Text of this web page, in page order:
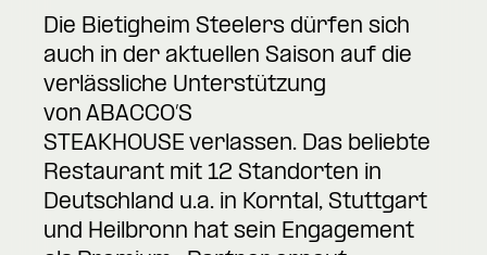
Die Bietigheim Steelers dürfen sich
auch in der aktuellen Saison auf die
verlässliche Unterstützung
von ABACCO’S
STEAKHOUSE verlassen. Das beliebte
Restaurant mit 12 Standorten in
Deutschland u.a. in Korntal, Stuttgart
und Heilbronn hat sein Engagement